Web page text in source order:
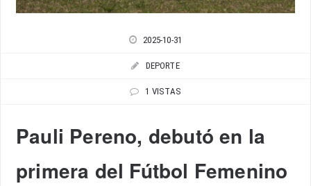
2025-10-31
DEPORTE
1 VISTAS
Pauli Pereno, debutó en la
primera del Fútbol Femenino